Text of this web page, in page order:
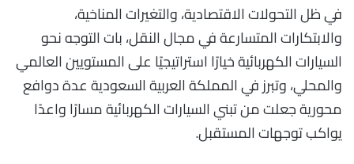
في ظل التحولات الاقتصادية، والتغيرات المناخية،
والابتكارات المتسارعة في مجال النقل، بات التوجه نحو
السيارات الكهربائية خيارًا استراتيجيًا على المستويين العالمي
والمحلي، وتبرز في المملكة العربية السعودية عدة دوافع
محورية جعلت من تبني السيارات الكهربائية مسارًا واعدًا
يواكب توجهات المستقبل.